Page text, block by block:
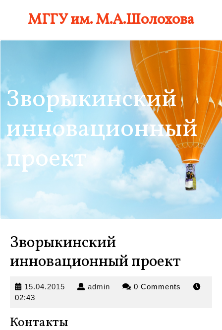
МГГУ им. М.А.Шолохова
Зворыкинский
инновационный
проект
Зворыкинский
инновационный проект
15.04.2015 15.04.2015
admin admin 0 Comments
02:43
Контакты